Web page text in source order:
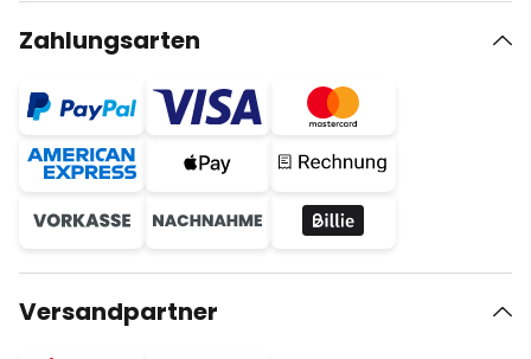
Zahlungsarten
Versandpartner